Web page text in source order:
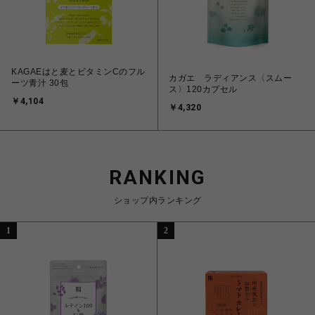
KAGAEはと麦とビタミンCのフル
ーツ青汁 30包
￥4,104
カガエ ラディアンス〈スムー
ス〉120カプセル
￥4,320
RANKING
ショップ内ランキング
1 2